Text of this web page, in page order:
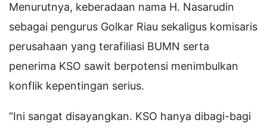
Menurutnya, keberadaan nama H. Nasarudin
sebagai pengurus Golkar Riau sekaligus komisaris
perusahaan yang terafiliasi BUMN serta
penerima KSO sawit berpotensi menimbulkan
konflik kepentingan serius.
“Ini sangat disayangkan. KSO hanya dibagi-bagi